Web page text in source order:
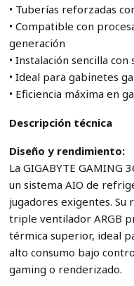
• Tuberías reforzadas
• Compatible con
generación
• Instalación sencilla con
• Ideal para gabinetes
• Eficiencia máxima en
Descripción técnica
Diseño y rendimiento:
La GIGABYTE GAMING
un sistema AIO de
jugadores exigentes.
triple ventilador ARGB
térmica superior, ideal
alto consumo bajo
gaming o renderizado.